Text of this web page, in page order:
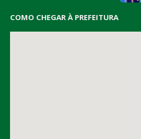
COMO CHEGAR À PREFEITURA